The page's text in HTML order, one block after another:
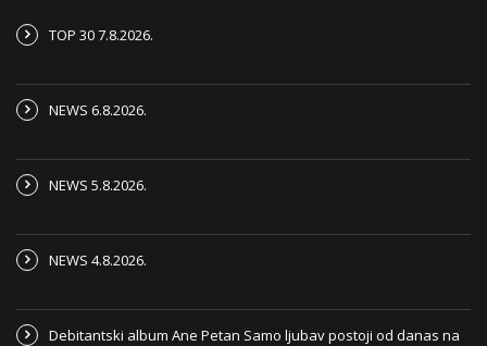
TOP 30 7.8.2026.
NEWS 6.8.2026.
NEWS 5.8.2026.
NEWS 4.8.2026.
Debitantski album Ane Petan Samo ljubav postoji od danas na